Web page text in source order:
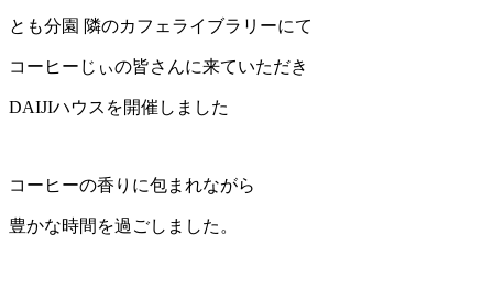
とも分園 隣のカフェライブラリーにて
コーヒーじぃの皆さんに来ていただき
DAIJIハウスを開催しました
コーヒーの香りに包まれながら
豊かな時間を過ごしました。